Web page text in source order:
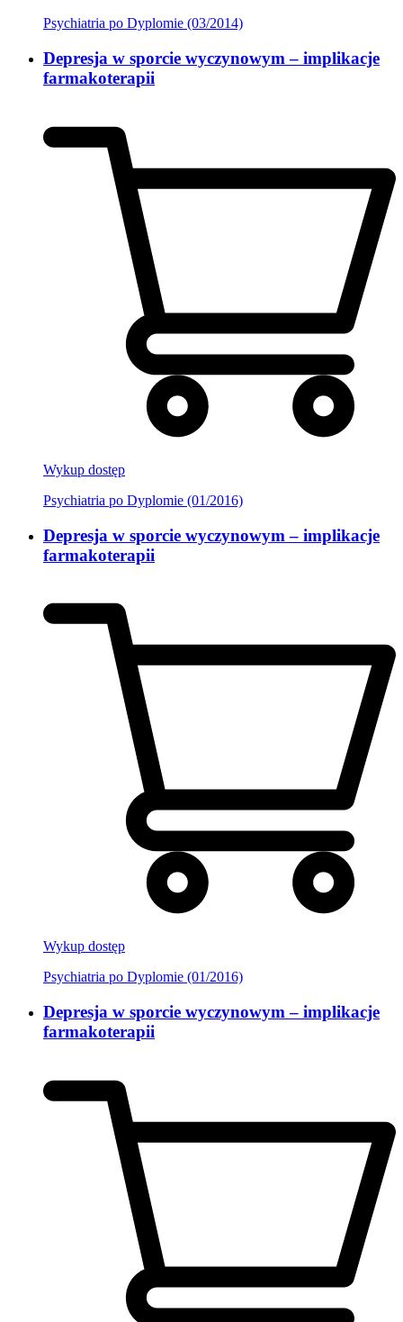
Psychiatria po Dyplomie (03/2014)
Depresja w sporcie wyczynowym – implikacje
farmakoterapii
Wykup dostęp
Psychiatria po Dyplomie (01/2016)
Depresja w sporcie wyczynowym – implikacje
farmakoterapii
Wykup dostęp
Psychiatria po Dyplomie (01/2016)
Depresja w sporcie wyczynowym – implikacje
farmakoterapii